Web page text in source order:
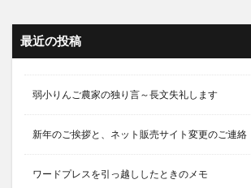
最近の投稿
弱小りんご農家の独り言～長文失礼します
新年のご挨拶と、ネット販売サイト変更のご連絡
ワードプレスを引っ越ししたときのメモ